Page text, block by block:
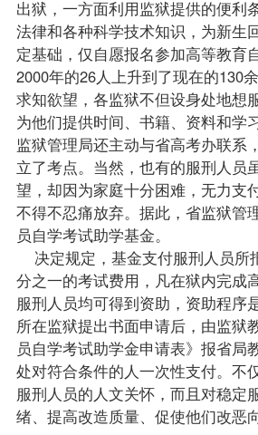
出狱，一方面利用监狱提供的便利
法律和各种科学技术知识，为新生
定基础，仅自愿报名参加高等教育
2000年的26人上升到了现在的130
求知欲望，各监狱不但设身处地想
为他们提供时间、书籍、资料和学
监狱管理局还主动与省高考办联系
立了考点。当然，也有的服刑人员
望，却因为家庭十分困难，无力支
不得不忍痛放弃。据此，省监狱管
员自学考试助学基金。
决定规定，基金支付服刑人员所
分之一的考试费用，凡在狱内完成
服刑人员均可得到资助，资助程序
所在监狱提出书面申请后，由监狱
员自学考试助学金申请表》报省局
处对符合条件的人一次性支付。不
服刑人员的人文关怀，而且对稳定
绪、提高改造质量、促使他们改恶